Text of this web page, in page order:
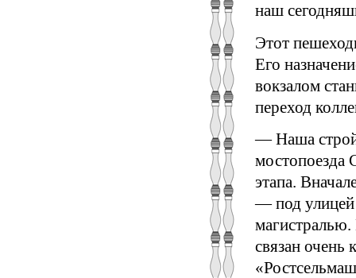
наш
Этот
Его
вокзалом
переход
— Наша
мостопоезда
этапа.
— под улицей
магистралью.
связан очень